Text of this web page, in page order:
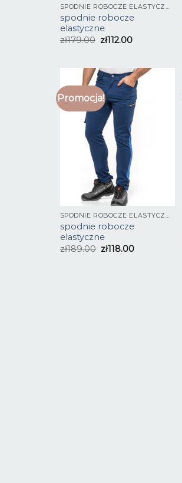
SPODNIE ROBOCZE ELASTYCZNE
spodnie robocze
elastyczne
zł179.00 zł112.00
Promocja!
SPODNIE ROBOCZE ELASTYCZNE
spodnie robocze
elastyczne
zł189.00 zł118.00